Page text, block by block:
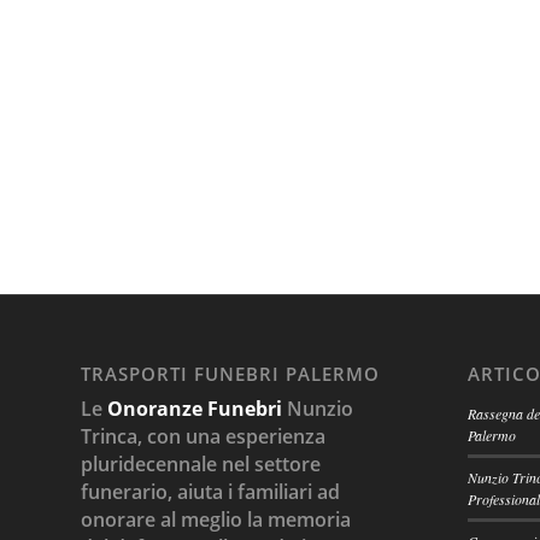
TRASPORTI FUNEBRI PALERMO
Le Onoranze Funebri Nunzio
Trinca, con una esperienza
pluridecennale nel settore
funerario, aiuta i familiari ad
onorare al meglio la memoria
Rassegna
Palermo
Nunzio